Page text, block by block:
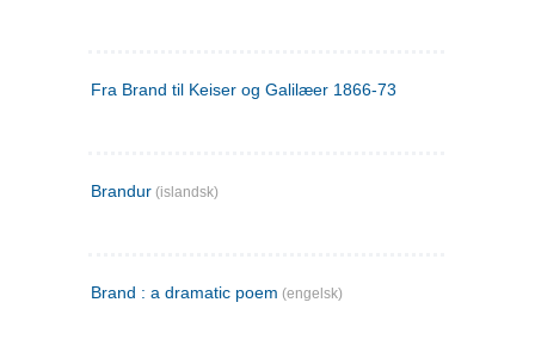
Fra Brand til Keiser og Galilæer 1866-73
Brandur (islandsk)
Brand : a dramatic poem (engelsk)